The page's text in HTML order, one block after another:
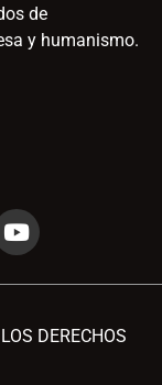
de
y humanismo.
DERECHOS